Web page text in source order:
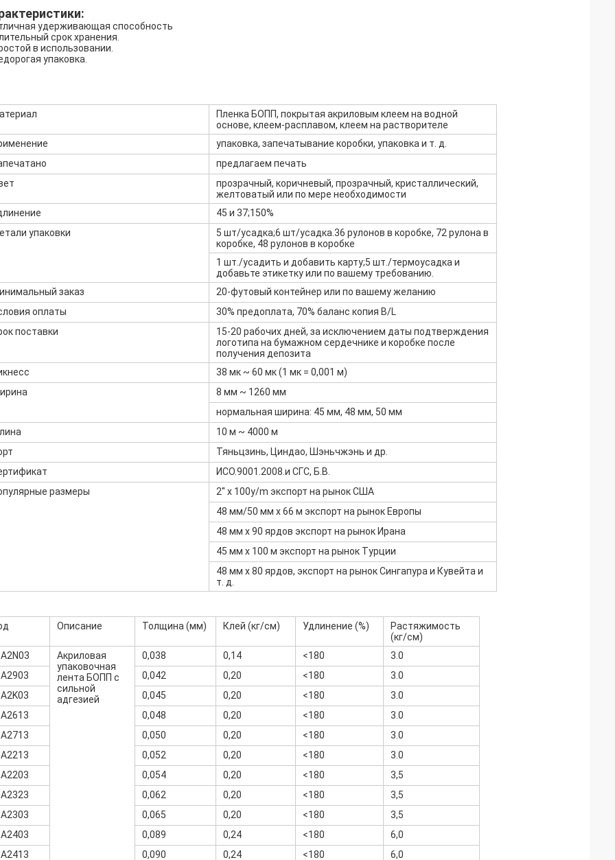
удерживающая способность
срок хранения.
в использовании.
упаковка.
Пленка БОПП, покрытая акриловым клеем на водной
основе, клеем-расплавом, клеем на растворителе
упаковка, запечатывание коробки, упаковка и т. д.
предлагаем печать
прозрачный, коричневый, прозрачный, кристаллический,
желтоватый или по мере необходимости
45 и 37;150%
упаковки
5 шт/усадка;6 шт/усадка.36 рулонов в коробке, 72 рулона в
коробке, 48 рулонов в коробке
1 шт./усадить и добавить карту;5 шт./термоусадка и
добавьте этикетку или по вашему требованию.
заказ
20-футовый контейнер или по вашему желанию
оплаты
30% предоплата, 70% баланс копия B/L
поставки
15-20 рабочих дней, за исключением даты подтверждения
логотипа на бумажном сердечнике и коробке после
получения депозита
38 мк ~ 60 мк (1 мк = 0,001 м)
8 мм ~ 1260 мм
нормальная ширина: 45 мм, 48 мм, 50 мм
10 м ~ 4000 м
Тяньцзинь, Циндао, Шэньчжэнь и др.
ИСО.9001.2008.и СГС, Б.В.
размеры
2'' x 100y/m экспорт на рынок США
48 мм/50 мм x 66 м экспорт на рынок Европы
48 мм x 90 ярдов экспорт на рынок Ирана
45 мм x 100 м экспорт на рынок Турции
48 мм x 80 ярдов, экспорт на рынок Сингапура и Кувейта и
т. д.
Описание Толщина (мм) Клей (кг/см) Удлинение (%)
Растяжимость
(кг/см)
Акриловая
упаковочная
лента БОПП с
сильной
адгезией
0,038 0,14 <180
3.0
0,042 0,20 <180
3.0
0,045 0,20 <180
3.0
0,048 0,20 <180
3.0
0,050 0,20 <180
3.0
0,052 0,20 <180
3.0
0,054 0,20 <180
3,5
0,062 0,20 <180
3,5
0,065 0,20 <180
3,5
0,089 0,24 <180
6,0
0,090 0,24 <180 6,0